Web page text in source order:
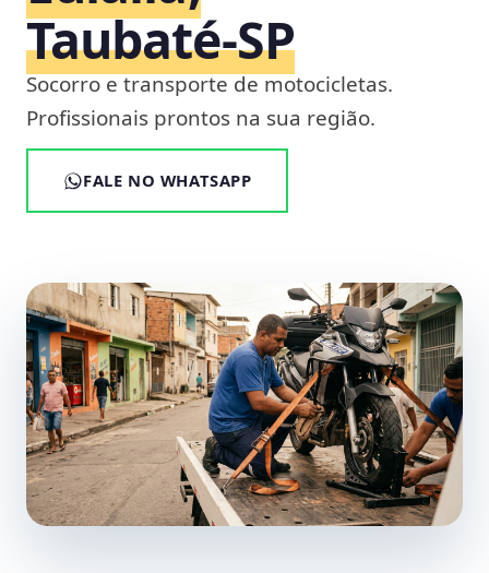
Taubaté‑SP
Socorro e transporte de motocicletas.
Profissionais prontos na sua região.
FALE NO WHATSAPP